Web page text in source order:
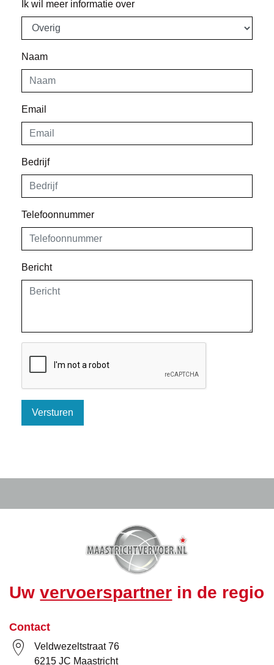
Ik wil meer informatie over
Naam
Email
Bedrijf
Telefoonnummer
Bericht
Versturen
Uwvervoerspartner in de regio
Contact
Veldwezeltstraat 76
6215 JC Maastricht